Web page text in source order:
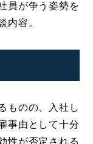
員が争う姿勢を
内容。
ものの、入社し
事由として十分
性が否定される